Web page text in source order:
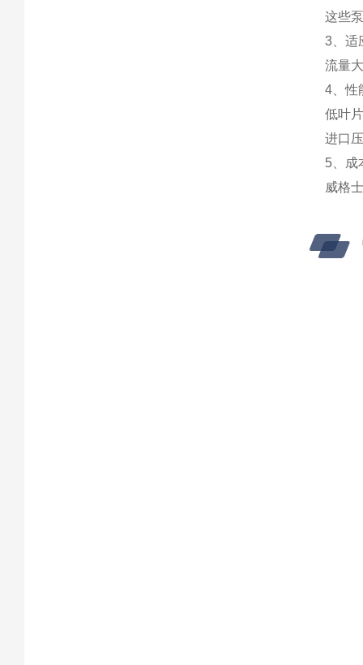
这些
3、适
流量
4、性
低叶
进口
5、成
威格